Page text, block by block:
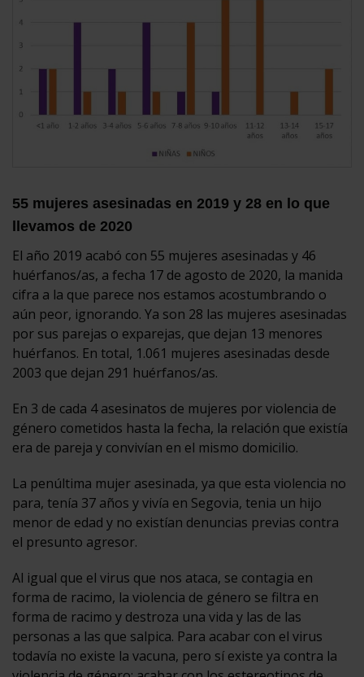
55 mujeres asesinadas en 2019 y 28 en lo que
llevamos de 2020
El año 2019 acabó con 55 mujeres asesinadas y 46
huérfanos/as, a fecha 17 de agosto de 2020, la manida
cifra a la que parece nos estamos acostumbrando o
aún peor, ignorando. Ya son 28 las mujeres asesinadas
por sus parejas o exparejas, que dejan 13 menores
huérfanos. En total, 1.061 mujeres asesinadas desde
2003 que dejan 291 huérfanos/as.
En 3 de cada 4 asesinatos de mujeres por violencia de
género cometidos hasta la fecha, la relación que existía
era de pareja y convivían en el mismo domicilio.
La penúltima mujer asesinada, ya que esta violencia no
para, tenía 37 años y vivía en Segovia, tenia un hijo
menor de edad y no existían denuncias previas contra
el presunto agresor.
Al igual que el virus que nos ataca, se contagia en
forma de racimo, la violencia de género se filtra en
forma de racimo y destroza una vida y las de las
personas a las que salpica. Para acabar con el virus
todavía no existe la vacuna, pero sí existe ya contra la